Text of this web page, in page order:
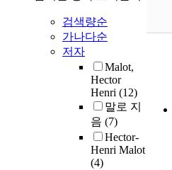
검색량순
가나다순
저자
Malot,
Hector
Henri (12)
말로 지
음 (7)
Hector-
Henri Malot
(4)